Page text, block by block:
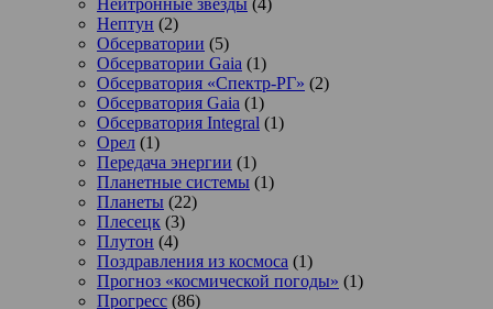
Нептун (2)
Обсерватории (5)
Обсерватории Gaia (1)
Обсерватория «Спектр-РГ» (2)
Обсерватория Gaia (1)
Обсерватория Integral (1)
Орел (1)
Передача энергии (1)
Планетные системы (1)
Планеты (22)
Плесецк (3)
Плутон (4)
Поздравления из космоса (1)
Прогноз «космической погоды» (1)
Прогресс (86)